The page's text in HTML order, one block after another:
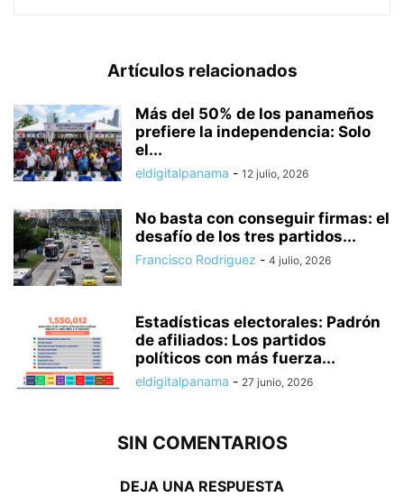
Artículos relacionados
Más del 50% de los panameños
prefiere la independencia: Solo
el...
eldigitalpanama - 12 julio, 2026
No basta con conseguir firmas: el
desafío de los tres partidos...
Francisco Rodriguez - 4 julio, 2026
Estadísticas electorales: Padrón
de afiliados: Los partidos
políticos con más fuerza...
eldigitalpanama - 27 junio, 2026
SIN COMENTARIOS
DEJA UNA RESPUESTA